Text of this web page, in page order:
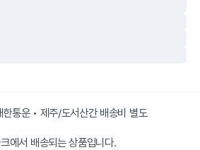
통운 • 제주/도서산간 배송비 별도
에서 배송되는 상품입니다.